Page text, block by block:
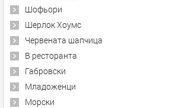
Шофьори
Шерлок Хоумс
Червената шапчица
В ресторанта
Габровски
Младоженци
Морски